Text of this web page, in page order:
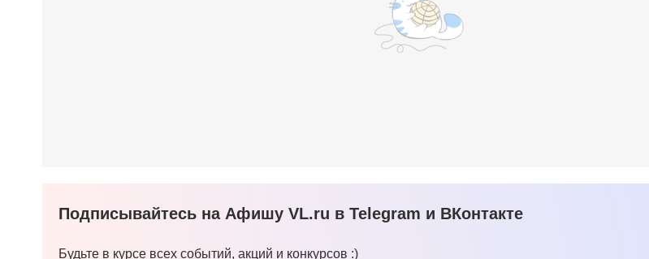
Подписывайтесь на Афишу VL.ru в Telegram и ВКонтакте
Будьте в курсе всех событий, акций и конкурсов :)